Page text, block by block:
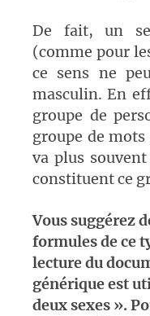
De fait, un
(comme pour
ce sens ne
masculin. En
groupe de
groupe de
va plus
constituent ce
Vous suggérez
formules de ce
lecture du
générique est
deux sexes ».